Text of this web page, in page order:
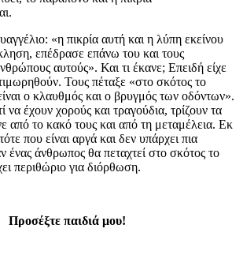
«η πικρία αυτή και η λύπη εκείνου
επέδρασε επάνω του και τους
αυτούς». Και τι έκανε; Επειδή είχε
Τους πέταξε «στο σκότος το
ο κλαυθμός και ο βρυγμός των οδόντων».
να έχουν χορούς και τραγούδια, τρίζουν τα
από το κακό τους και από τη μεταμέλεια. Εκ
που είναι αργά και δεν υπάρχει πια
ένας άνθρωπος θα πεταχτεί στο σκότος το
περιθώριο για διόρθωση.
Προσέξτε παιδιά μου!